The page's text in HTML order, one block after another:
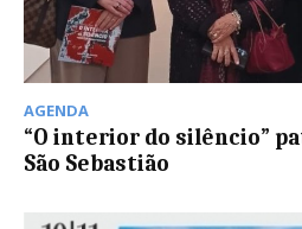
AGENDA
“O interior do silêncio”
São Sebastião